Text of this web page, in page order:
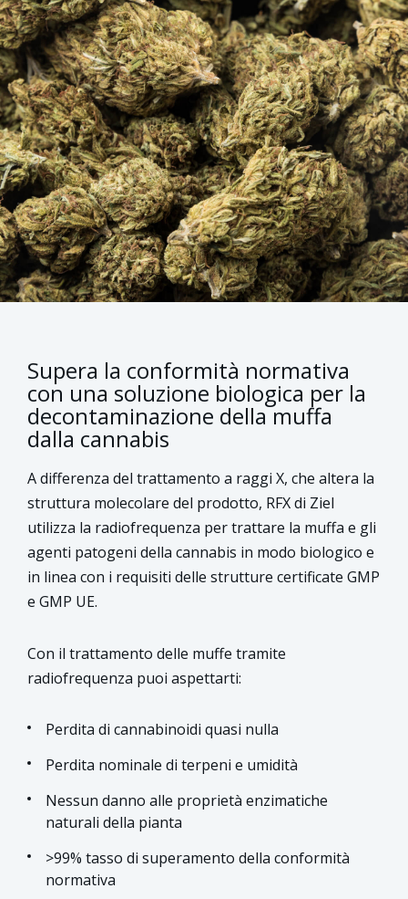
Supera la conformità normativa
con una soluzione biologica per la
decontaminazione della muffa
dalla cannabis
A differenza del trattamento a raggi X, che altera la
struttura molecolare del prodotto, RFX di Ziel
utilizza la radiofrequenza per trattare la muffa e gli
agenti patogeni della cannabis in modo biologico e
in linea con i requisiti delle strutture certificate GMP
e GMP UE.
Con il trattamento delle muffe tramite
radiofrequenza puoi aspettarti:
Perdita di cannabinoidi quasi nulla
Perdita nominale di terpeni e umidità
Nessun danno alle proprietà enzimatiche
naturali della pianta
>99% tasso di superamento della conformità
normativa